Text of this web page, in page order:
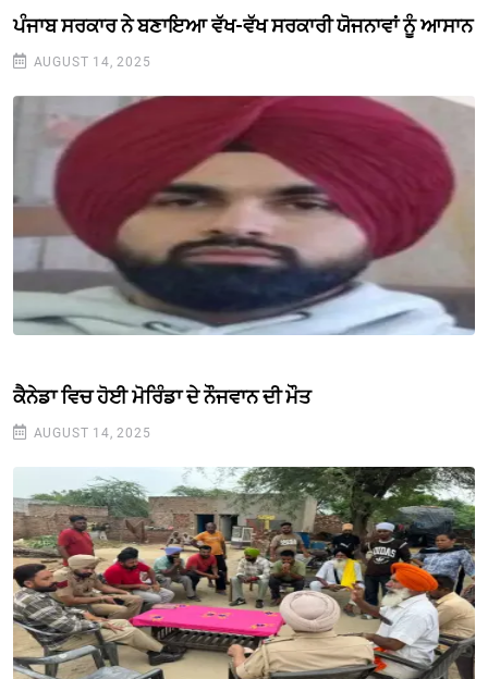
ਪੰਜਾਬ ਸਰਕਾਰ ਨੇ ਬਣਾਇਆ ਵੱਖ-ਵੱਖ ਸਰਕਾਰੀ ਯੋਜਨਾਵਾਂ ਨੂੰ ਆਸਾਨ
AUGUST 14, 2025
ਕੈਨੇਡਾ ਵਿਚ ਹੋਈ ਮੋਰਿੰਡਾ ਦੇ ਨੌਜਵਾਨ ਦੀ ਮੌਤ
AUGUST 14, 2025